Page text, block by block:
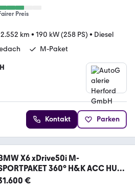
Preis
km • 190 kW (258 PS) • Diesel
M-Paket
Kontakt Parken
X6 xDrive50i M-
360° H&K ACC HUD
€